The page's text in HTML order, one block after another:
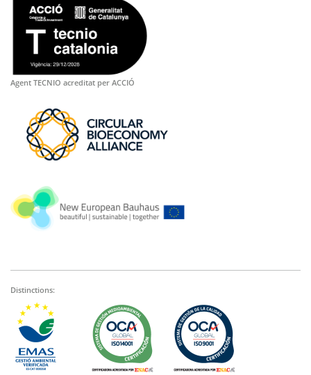
Agent TECNIO acreditat per ACCIÓ
Distinctions: